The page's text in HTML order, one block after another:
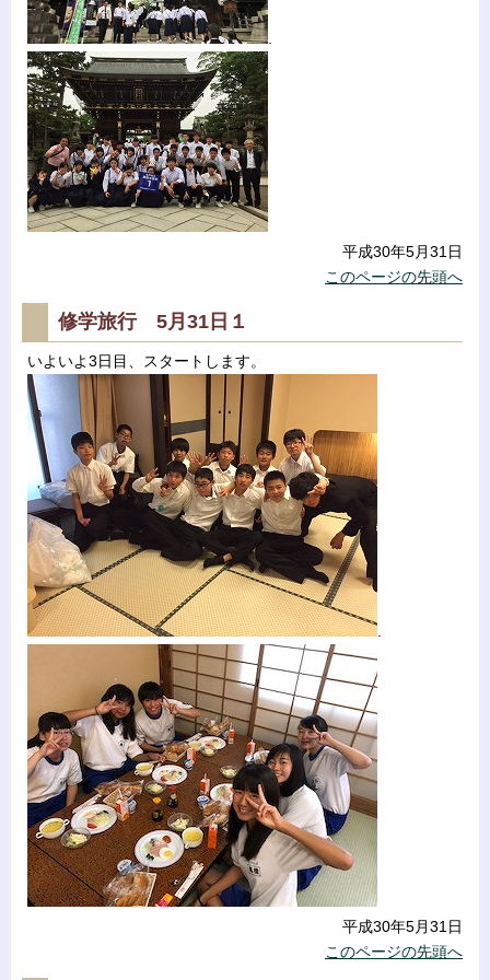
平成30年5月31日
このページの先頭へ
修学旅行 5月31日１
いよいよ3日目、スタートします。
平成30年5月31日
このページの先頭へ